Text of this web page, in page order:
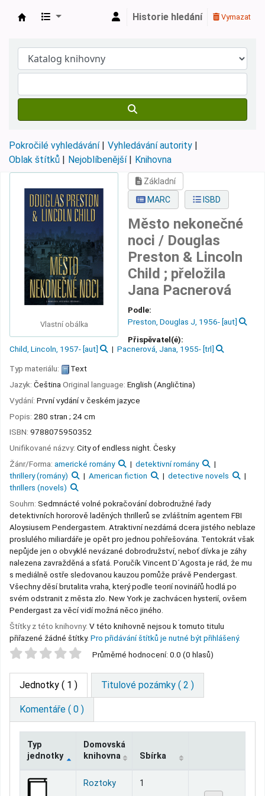
Historie hledání Vymazat
Pokročilé vyhledávání
Vyhledávání autority
Oblak štítků
Nejoblíbenější Knihovna
Vlastní obálka
Základní
MARC
ISBD
Město nekonečné
noci / Douglas
Preston & Lincoln
Child ; přeložila
Jana Pacnerová
Podle:
Preston, Douglas J , 1956-[aut]
Přispěvatel(é):
Child, Lincoln, 1957- [aut] Pacnerová, Jana, 1955-[trl]
Typ materiálu:
Text
Jazyk: Čeština Original language: English (Angličtina)
Vydání: První vydání v českém jazyce
Popis: 280 stran ; 24 cm
ISBN: 9788075950352
Unifikované názvy: City of endless night. Česky
Žánr/Forma: americké romány
detektivní romány
thrillery (romány)
American fiction
detective novels
thrillers (novels)
Souhrn: Sedmnácté volné pokračování dobrodružné řady
detektivních hororově laděných thrillerů se zvláštním agentem FBI
Aloysiusem Pendergastem. Atraktivní nezdárná dcera jistého neblaze
proslulého miliardáře je opět pro jednou pohřešována. Tentokrát však
nepůjde jen o obvyklé nevázané dobrodružství, neboť dívka je záhy
nalezena zavražděná a sťatá. Poručík Vincent D´Agosta je rád, že mu
s mediálně ostře sledovanou kauzou pomůže právě Pendergast.
Všechny děsí brutalita vraha, který podle teorií novinářů hodlá po
svém odstranit z města zlo. New York je zachvácen hysterií, ovšem
Pendergast za věcí vidí možná něco jiného.
Štítky z této knihovny: V této knihovně nejsou k tomuto titulu
přiřazené žádné štítky. Pro přidávání štítků je nutné být přihlášený.
Star ratings Průměrné hodnocení: 0.0 (0 hlasů)
Jednotky ( 1 ) Titulové pozámky ( 2 )
Komentáře ( 0 )
Jednotky
Typ
jednotky
Domovská
knihovna
Sbírka
Roztoky 1